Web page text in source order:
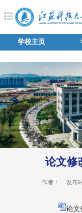
学校主页
论文修
作者： 发布
论文